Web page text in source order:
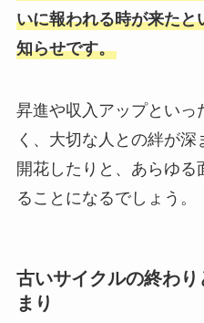
いに報われる時が来たと
知らせです。
昇進や収入アップといっ
く、大切な人との絆が
開花したりと、あらゆる
ることになるでしょう。
古いサイクルの終わ
まり